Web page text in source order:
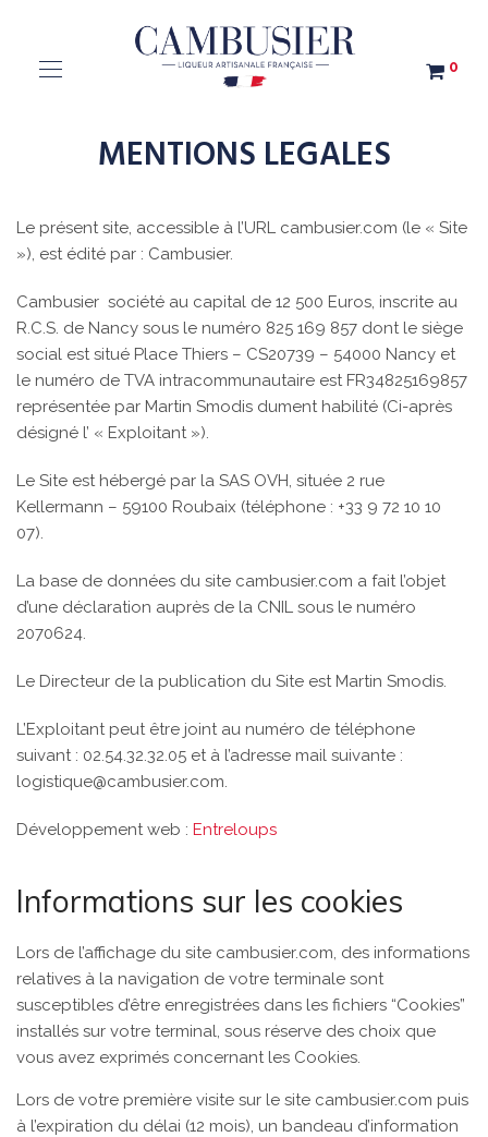
0
MENTIONS LEGALES
Le présent site, accessible à l’URL cambusier.com (le « Site
»), est édité par : Cambusier.
Cambusier société au capital de 12 500 Euros, inscrite au
R.C.S. de Nancy sous le numéro 825 169 857 dont le siège
social est situé Place Thiers – CS20739 – 54000 Nancy et
le numéro de TVA intracommunautaire est FR34825169857
représentée par Martin Smodis dument habilité (Ci-après
désigné l’ « Exploitant »).
Le Site est hébergé par la SAS OVH, située 2 rue
Kellermann – 59100 Roubaix (téléphone : +33 9 72 10 10
07).
La base de données du site cambusier.com a fait l’objet
d’une déclaration auprès de la CNIL sous le numéro
2070624.
Le Directeur de la publication du Site est Martin Smodis.
L’Exploitant peut être joint au numéro de téléphone
suivant : 02.54.32.32.05 et à l’adresse mail suivante :
logistique@cambusier.com.
Développement web : Entreloups
Informations sur les cookies
Lors de l’affichage du site cambusier.com, des informations
relatives à la navigation de votre terminale sont
susceptibles d’être enregistrées dans les fichiers “Cookies”
installés sur votre terminal, sous réserve des choix que
vous avez exprimés concernant les Cookies.
Lors de votre première visite sur le site cambusier.com puis
à l’expiration du délai (12 mois), un bandeau d’information